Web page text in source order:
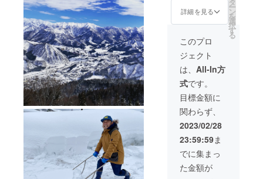
商品の
ラベル
されま
す。 商
品開封
前には
届けの
リター
ンに貼
付され
たラベ
ルや注
意書き
をご確
認くだ
さい。
スボー
プ」
・数
量…１
個 ・
商品サ
イズ…
フリー
サイズ
・素
材…
100%
コット
ン ・
カラー
…ブ
CH）】
Tennen
perm
design.
の最新
作オリ
ジナル
ベース
ボール
キャッ
プと テ
ンネン
パーマ
のイケ
さんか
ら感謝
の気持
ちを込
詳細を見る ー
ン
を
選
択
す
る
このプロ
ジェクト
は、 All-In方
式です。
目標金額に
関わらず、
2023/02/28
23:59:59ま
でに集まっ
た金額が